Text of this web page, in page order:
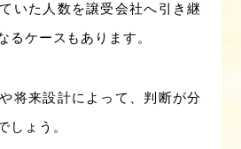
いた人数を譲受会社へ引き継
るケースもあります。
将来設計によって、判断が分
しょう。